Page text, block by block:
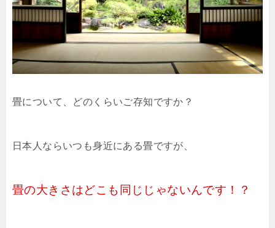
畳について、どのくらいご存知ですか？
日本人ならいつも身近にある畳ですが、
畳の大きさはどこも同じじゃないんです！？